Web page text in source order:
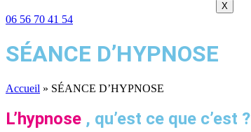
X
06 56 70 41 54
SÉANCE D’HYPNOSE
Accueil » SÉANCE D’HYPNOSE
L’hypnose , qu’est ce que c’est ?